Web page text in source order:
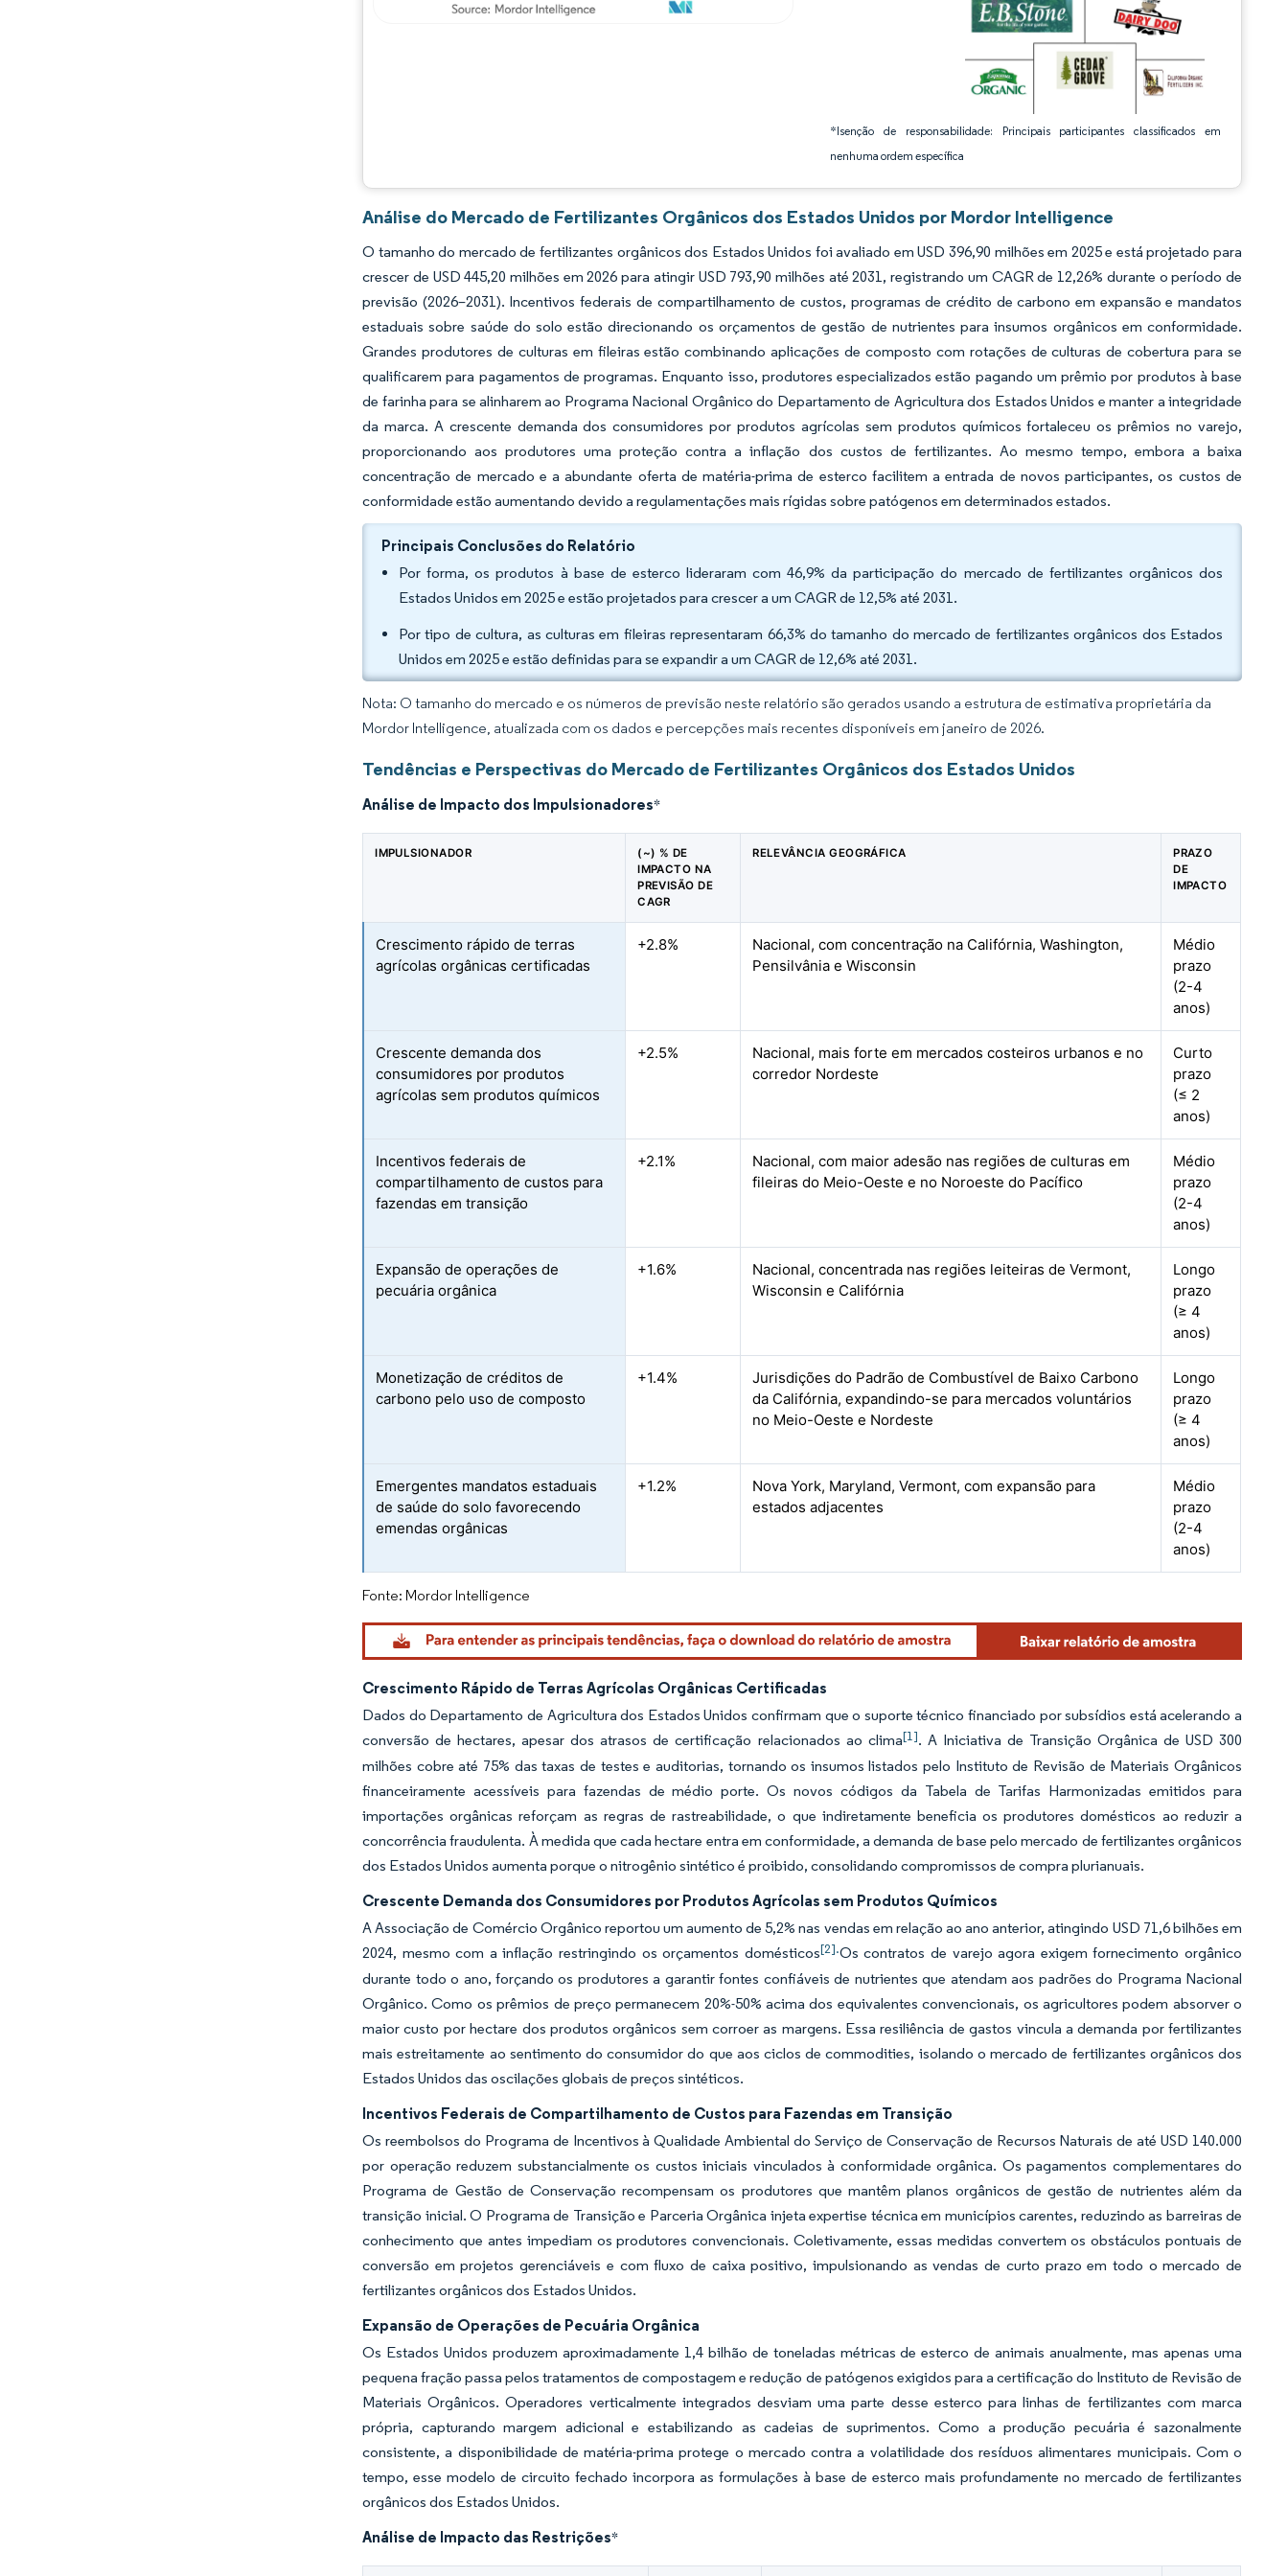
*Isenção de responsabilidade: Principais participantes classificados em
nenhuma ordem específica
Análise do Mercado de Fertilizantes Orgânicos dos Estados Unidos por Mordor Intelligence
O tamanho do mercado de fertilizantes orgânicos dos Estados Unidos foi avaliado em USD 396,90 milhões em 2025 e está projetado para
crescer de USD 445,20 milhões em 2026 para atingir USD 793,90 milhões até 2031, registrando um CAGR de 12,26% durante o período de
previsão (2026–2031). Incentivos federais de compartilhamento de custos, programas de crédito de carbono em expansão e mandatos
estaduais sobre saúde do solo estão direcionando os orçamentos de gestão de nutrientes para insumos orgânicos em conformidade.
Grandes produtores de culturas em fileiras estão combinando aplicações de composto com rotações de culturas de cobertura para se
qualificarem para pagamentos de programas. Enquanto isso, produtores especializados estão pagando um prêmio por produtos à base
de farinha para se alinharem ao Programa Nacional Orgânico do Departamento de Agricultura dos Estados Unidos e manter a integridade
da marca. A crescente demanda dos consumidores por produtos agrícolas sem produtos químicos fortaleceu os prêmios no varejo,
proporcionando aos produtores uma proteção contra a inflação dos custos de fertilizantes. Ao mesmo tempo, embora a baixa
concentração de mercado e a abundante oferta de matéria-prima de esterco facilitem a entrada de novos participantes, os custos de
conformidade estão aumentando devido a regulamentações mais rígidas sobre patógenos em determinados estados.
Principais Conclusões do Relatório
Por forma, os produtos à base de esterco lideraram com 46,9% da participação do mercado de fertilizantes orgânicos dos
Estados Unidos em 2025 e estão projetados para crescer a um CAGR de 12,5% até 2031.
Por tipo de cultura, as culturas em fileiras representaram 66,3% do tamanho do mercado de fertilizantes orgânicos dos Estados
Unidos em 2025 e estão definidas para se expandir a um CAGR de 12,6% até 2031.
Nota: O tamanho do mercado e os números de previsão neste relatório são gerados usando a estrutura de estimativa proprietária da
Mordor Intelligence, atualizada com os dados e percepções mais recentes disponíveis em janeiro de 2026.
Tendências e Perspectivas do Mercado de Fertilizantes Orgânicos dos Estados Unidos
Análise de Impacto dos Impulsionadores*
IMPULSIONADOR
(~) % DE
IMPACTO NA
PREVISÃO DE
CAGR
RELEVÂNCIA GEOGRÁFICA
PRAZO
DE
IMPACTO
Crescimento rápido de terras
agrícolas orgânicas certificadas
+2.8%
Nacional, com concentração na Califórnia, Washington,
Pensilvânia e Wisconsin
Médio
prazo
(2-4
anos)
Crescente demanda dos
consumidores por produtos
agrícolas sem produtos químicos
+2.5%
Nacional, mais forte em mercados costeiros urbanos e no
corredor Nordeste
Curto
prazo
(≤ 2
anos)
Incentivos federais de
compartilhamento de custos para
fazendas em transição
+2.1%
Nacional, com maior adesão nas regiões de culturas em
fileiras do Meio-Oeste e no Noroeste do Pacífico
Médio
prazo
(2-4
anos)
Expansão de operações de
pecuária orgânica
+1.6%
Nacional, concentrada nas regiões leiteiras de Vermont,
Wisconsin e Califórnia
Longo
prazo
(≥ 4
anos)
Monetização de créditos de
carbono pelo uso de composto
+1.4%
Jurisdições do Padrão de Combustível de Baixo Carbono
da Califórnia, expandindo-se para mercados voluntários
no Meio-Oeste e Nordeste
Longo
prazo
(≥ 4
anos)
Emergentes mandatos estaduais
de saúde do solo favorecendo
emendas orgânicas
+1.2%
Nova York, Maryland, Vermont, com expansão para
estados adjacentes
Médio
prazo
(2-4
anos)
Fonte: Mordor Intelligence
Crescimento Rápido de Terras Agrícolas Orgânicas Certificadas
Dados do Departamento de Agricultura dos Estados Unidos confirmam que o suporte técnico financiado por subsídios está acelerando a
conversão de hectares, apesar dos atrasos de certificação relacionados ao clima[1]. A Iniciativa de Transição Orgânica de USD 300
milhões cobre até 75% das taxas de testes e auditorias, tornando os insumos listados pelo Instituto de Revisão de Materiais Orgânicos
financeiramente acessíveis para fazendas de médio porte. Os novos códigos da Tabela de Tarifas Harmonizadas emitidos para
importações orgânicas reforçam as regras de rastreabilidade, o que indiretamente beneficia os produtores domésticos ao reduzir a
concorrência fraudulenta. À medida que cada hectare entra em conformidade, a demanda de base pelo mercado de fertilizantes orgânicos
dos Estados Unidos aumenta porque o nitrogênio sintético é proibido, consolidando compromissos de compra plurianuais.
Crescente Demanda dos Consumidores por Produtos Agrícolas sem Produtos Químicos
A Associação de Comércio Orgânico reportou um aumento de 5,2% nas vendas em relação ao ano anterior, atingindo USD 71,6 bilhões em
2024, mesmo com a inflação restringindo os orçamentos domésticos[2].Os contratos de varejo agora exigem fornecimento orgânico
durante todo o ano, forçando os produtores a garantir fontes confiáveis de nutrientes que atendam aos padrões do Programa Nacional
Orgânico. Como os prêmios de preço permanecem 20%-50% acima dos equivalentes convencionais, os agricultores podem absorver o
maior custo por hectare dos produtos orgânicos sem corroer as margens. Essa resiliência de gastos vincula a demanda por fertilizantes
mais estreitamente ao sentimento do consumidor do que aos ciclos de commodities, isolando o mercado de fertilizantes orgânicos dos
Estados Unidos das oscilações globais de preços sintéticos.
Incentivos Federais de Compartilhamento de Custos para Fazendas em Transição
Os reembolsos do Programa de Incentivos à Qualidade Ambiental do Serviço de Conservação de Recursos Naturais de até USD 140.000
por operação reduzem substancialmente os custos iniciais vinculados à conformidade orgânica. Os pagamentos complementares do
Programa de Gestão de Conservação recompensam os produtores que mantêm planos orgânicos de gestão de nutrientes além da
transição inicial. O Programa de Transição e Parceria Orgânica injeta expertise técnica em municípios carentes, reduzindo as barreiras de
conhecimento que antes impediam os produtores convencionais. Coletivamente, essas medidas convertem os obstáculos pontuais de
conversão em projetos gerenciáveis e com fluxo de caixa positivo, impulsionando as vendas de curto prazo em todo o mercado de
fertilizantes orgânicos dos Estados Unidos.
Expansão de Operações de Pecuária Orgânica
Os Estados Unidos produzem aproximadamente 1,4 bilhão de toneladas métricas de esterco de animais anualmente, mas apenas uma
pequena fração passa pelos tratamentos de compostagem e redução de patógenos exigidos para a certificação do Instituto de Revisão de
Materiais Orgânicos. Operadores verticalmente integrados desviam uma parte desse esterco para linhas de fertilizantes com marca
própria, capturando margem adicional e estabilizando as cadeias de suprimentos. Como a produção pecuária é sazonalmente
consistente, a disponibilidade de matéria-prima protege o mercado contra a volatilidade dos resíduos alimentares municipais. Com o
tempo, esse modelo de circuito fechado incorpora as formulações à base de esterco mais profundamente no mercado de fertilizantes
orgânicos dos Estados Unidos.
Análise de Impacto das Restrições*